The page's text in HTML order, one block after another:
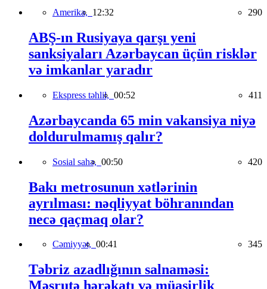
Amerika, 12:32 290
ABŞ-ın Rusiyaya qarşı yeni
sanksiyaları Azərbaycan üçün risklər
və imkanlar yaradır
Ekspress təhlil, 00:52 411
Azərbaycanda 65 min vakansiya niyə
doldurulmamış qalır?
Sosial sahə, 00:50 420
Bakı metrosunun xətlərinin
ayrılması: nəqliyyat böhranından
necə qaçmaq olar?
Cəmiyyət, 00:41 345
Təbriz azadlığının salnaməsi:
Məşrutə hərəkatı və müasirlik